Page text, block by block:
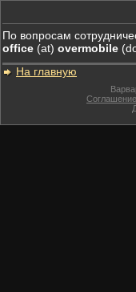
По вопросам
office (at) overmobile
На главную
Соглашение